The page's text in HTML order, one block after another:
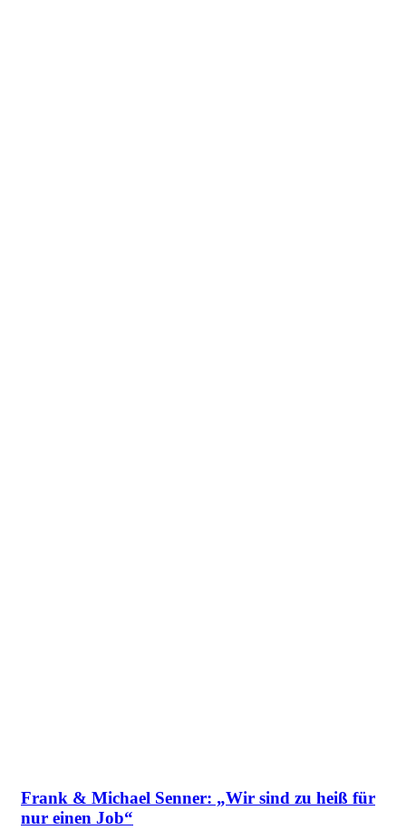
Frank & Michael Senner: „Wir sind zu heiß für
nur einen Job“